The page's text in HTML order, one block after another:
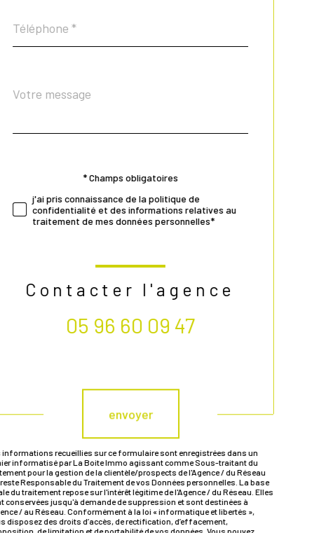
*
Fieldset
défaut
Message
*
Validation* Champs obligatoires
j'ai pris connaissance de la politique de
confidentialité et des informations relatives au
traitement de mes données personnelles*
Contacter l'agence
05 96 60 09 47
envoyer
informations recueillies sur ce formulaire sont enregistrées dans un
informatisé par La Boite Immo agissant comme Sous-traitant du
pour la gestion de la clientèle/prospects de l'Agence / du Réseau
Responsable du Traitement de vos Données personnelles. La base
du traitement repose sur l'intérêt légitime de l'Agence / du Réseau. Elles
conservées jusqu'à demande de suppression et sont destinées à
/ au Réseau. Conformément à la loi « informatique et libertés »,
disposez des droits d’accès, de rectification, d’effacement,
de limitation et de portabilité de vos données. Vous pouvez